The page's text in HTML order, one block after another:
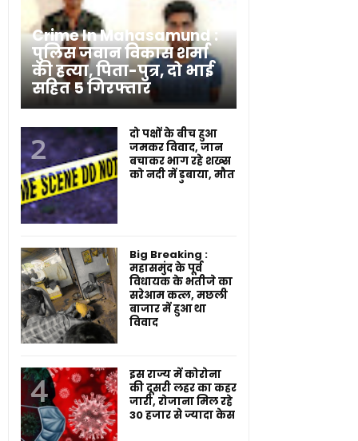
Crime In Mahasamund :
पुलिस जवान विकास शर्मा
की हत्या, पिता-पुत्र, दो भाई
सहित 5 गिरफ्तार
दो पक्षों के बीच हुआ
जमकर विवाद, जान
बचाकर भाग रहे शख्स
को नदी में डुबाया, मौत
Big Breaking :
महासमुंद के पूर्व
विधायक के भतीजे का
सरेआम कत्ल, मछली
बाजार में हुआ था
विवाद
इस राज्य में कोरोना
की दूसरी लहर का कहर
जारी, रोजाना मिल रहे
30 हजार से ज्यादा केस